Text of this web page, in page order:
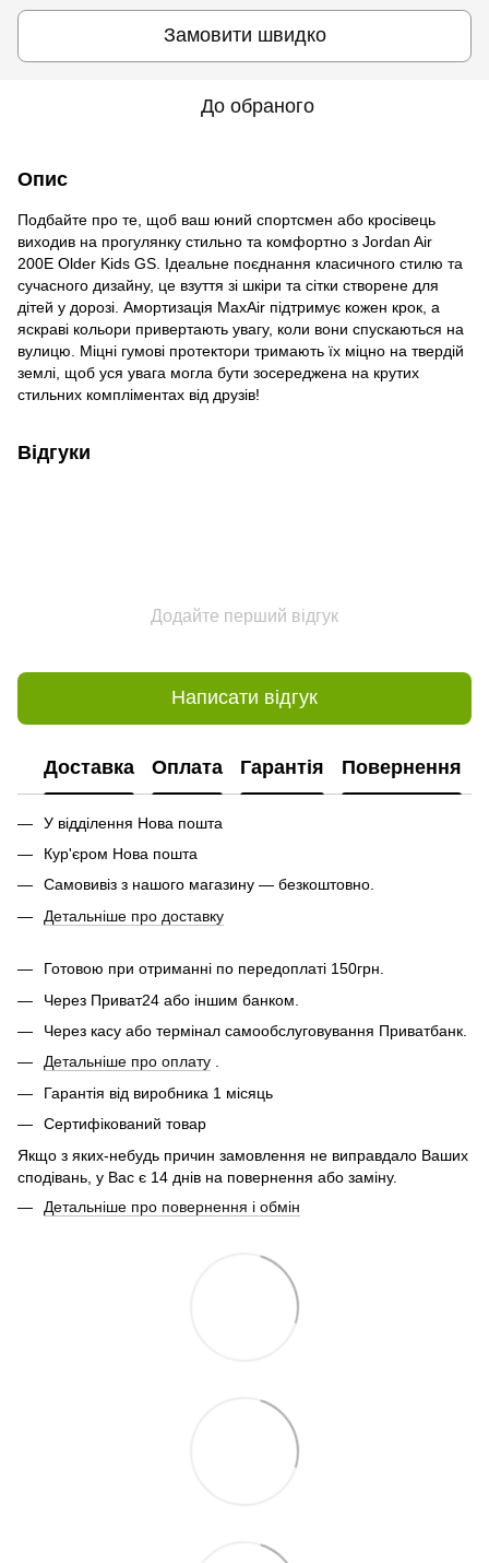
Замовити швидко
До обраного
Опис
Подбайте про те, щоб ваш юний спортсмен або кросівець
виходив на прогулянку стильно та комфортно з Jordan Air
200E Older Kids GS. Ідеальне поєднання класичного стилю та
сучасного дизайну, це взуття зі шкіри та сітки створене для
дітей у дорозі. Амортизація MaxAir підтримує кожен крок, а
яскраві кольори привертають увагу, коли вони спускаються на
вулицю. Міцні гумові протектори тримають їх міцно на твердій
землі, щоб уся увага могла бути зосереджена на крутих
стильних компліментах від друзів!
Відгуки
Додайте перший відгук
Написати відгук
Доставка Оплата Гарантія Повернення
У відділення Нова пошта
Кур'єром Нова пошта
Самовивіз з нашого магазину — безкоштовно.
Детальніше про доставку
Готовою при отриманні по передоплаті 150грн.
Через Приват24 або іншим банком.
Через касу або термінал самообслуговування Приватбанк.
Детальніше про оплату .
Гарантія від виробника 1 місяць
Сертифікований товар
Якщо з яких-небудь причин замовлення не виправдало Ваших
сподівань, у Вас є 14 днів на повернення або заміну.
Детальніше про повернення і обмін